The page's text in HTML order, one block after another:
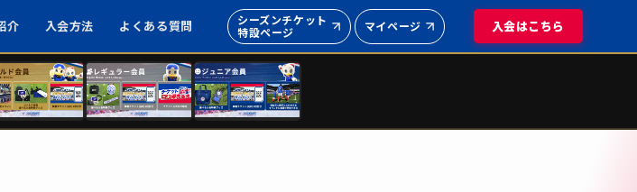
介 入会方法 よくある質問
シーズンチケット
特設ページ
マイページ 入会はこちら